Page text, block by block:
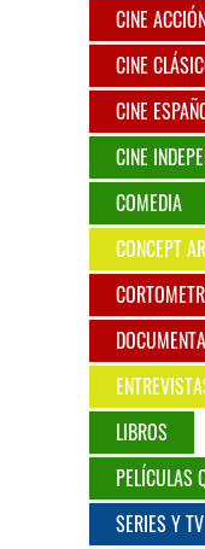
CINE
CINE
CINE
CINE
COMEDIA
CONCEPT
LIBROS
PELÍCULAS
SERIES Y TV